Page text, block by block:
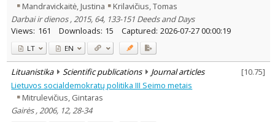
Mandravickaitė, Justina
Krilavičius, Tomas
Darbai ir dienos , 2015, 64, 133-151 Deeds and Days
Views: 161 Downloads: 15 Captured: 2026-07-27 00:00:19
LT EN
Lituanistika Scientific publications Journal articles [10.75]
Lietuvos socialdemokratų politika III Seimo metais
Mitrulevičius, Gintaras
Gairės , 2006, 12, 28-34